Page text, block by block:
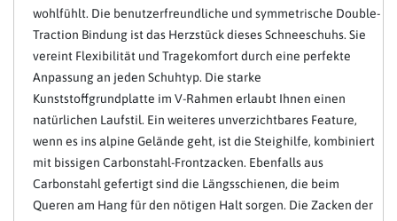
wohlfühlt. Die benutzerfreundliche und symmetrische Double-
Traction Bindung ist das Herzstück dieses Schneeschuhs. Sie
vereint Flexibilität und Tragekomfort durch eine perfekte
Anpassung an jeden Schuhtyp. Die starke
Kunststoffgrundplatte im V-Rahmen erlaubt Ihnen einen
natürlichen Laufstil. Ein weiteres unverzichtbares Feature,
wenn es ins alpine Gelände geht, ist die Steighilfe, kombiniert
mit bissigen Carbonstahl-Frontzacken. Ebenfalls aus
Carbonstahl gefertigt sind die Längsschienen, die beim
Queren am Hang für den nötigen Halt sorgen. Die Zacken der